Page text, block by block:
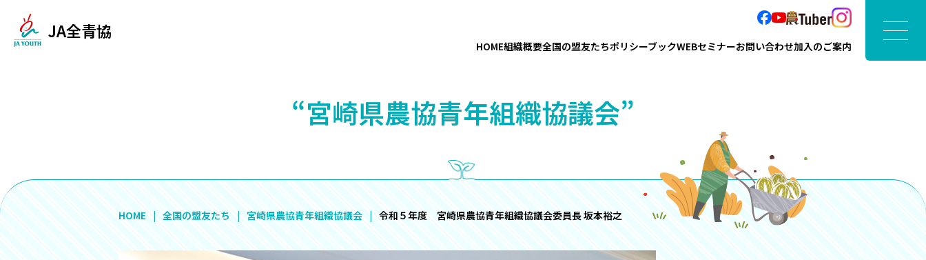
JA全青協
HOME組織概要全国の盟友たちポリシーブックWEBセミナーお問い合わせ加入のご案内
“宮崎県農協青年組織協議会”
HOME 全国の盟友たち 宮崎県農協青年組織協議会 令和５年度 宮崎県農協青年組織協議会委員長 坂本裕之